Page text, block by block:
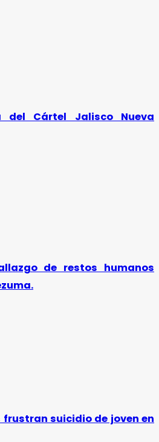
del Cártel Jalisco Nueva
de restos humanos
suicidio de joven en